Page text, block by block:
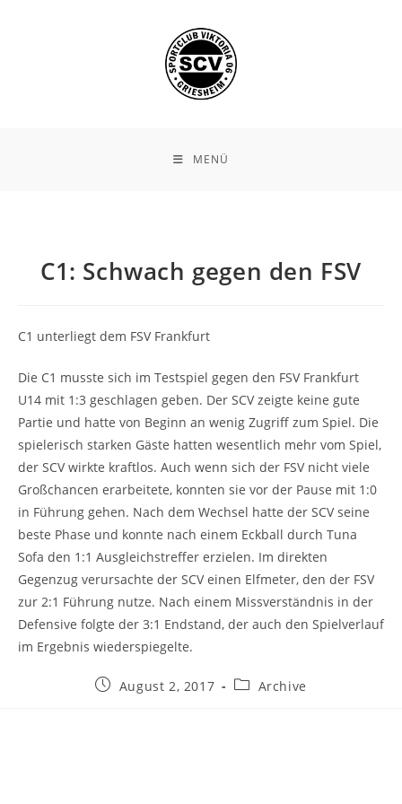
MENÜ
C1: Schwach gegen den FSV
C1 unterliegt dem FSV Frankfurt
Die C1 musste sich im Testspiel gegen den FSV Frankfurt
U14 mit 1:3 geschlagen geben. Der SCV zeigte keine gute
Partie und hatte von Beginn an wenig Zugriff zum Spiel. Die
spielerisch starken Gäste hatten wesentlich mehr vom Spiel,
der SCV wirkte kraftlos. Auch wenn sich der FSV nicht viele
Großchancen erarbeitete, konnten sie vor der Pause mit 1:0
in Führung gehen. Nach dem Wechsel hatte der SCV seine
beste Phase und konnte nach einem Eckball durch Tuna
Sofa den 1:1 Ausgleichstreffer erzielen. Im direkten
Gegenzug verursachte der SCV einen Elfmeter, den der FSV
zur 2:1 Führung nutze. Nach einem Missverständnis in der
Defensive folgte der 3:1 Endstand, der auch den Spielverlauf
im Ergebnis wiederspiegelte.
BeitragAugust 2, 2017
Beitrags-
Archive